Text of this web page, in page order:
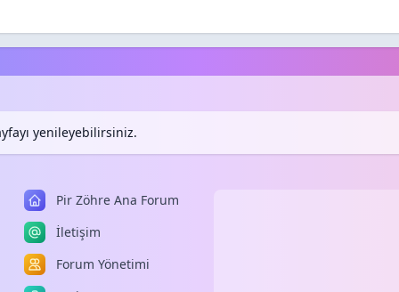
yenileyebilirsiniz.
Pir Zöhre Ana Forum
İletişim
Forum Yönetimi